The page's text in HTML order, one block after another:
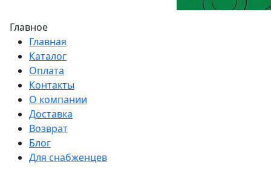
Главное
Главная
Каталог
Оплата
Контакты
О компании
Доставка
Возврат
Блог
Для снабженцев